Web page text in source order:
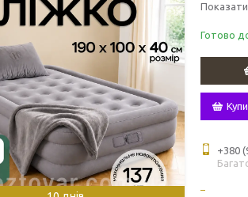
Показати
Готово
+380